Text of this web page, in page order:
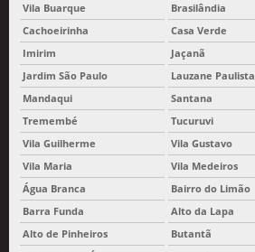
Vila Buarque
Brasilândia
Cachoeirinha
Casa Verde
Imirim
Jaçanã
Jardim São Paulo
Lauzane Paulista
Mandaqui
Santana
Tremembé
Tucuruvi
Vila Guilherme
Vila Gustavo
Vila Maria
Vila Medeiros
Água Branca
Bairro do Limão
Barra Funda
Alto da Lapa
Alto de Pinheiros
Butantã